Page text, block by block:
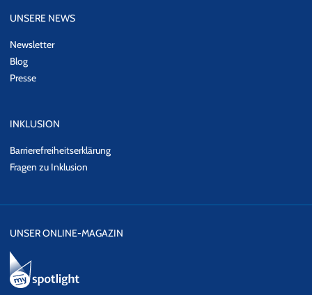
UNSERE NEWS
Newsletter
Blog
Presse
INKLUSION
Barrierefreiheitserklärung
Fragen zu Inklusion
UNSER ONLINE-MAGAZIN